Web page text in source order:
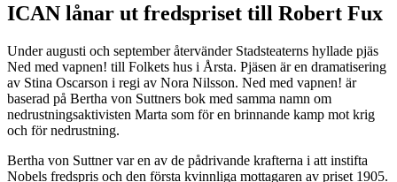
ICAN lånar ut fredspriset till Robert Fux
Under augusti och september återvänder Stadsteaterns hyllade pjäs
Ned med vapnen! till Folkets hus i Årsta. Pjäsen är en dramatisering
av Stina Oscarson i regi av Nora Nilsson. Ned med vapnen! är
baserad på Bertha von Suttners bok med samma namn om
nedrustningsaktivisten Marta som för en brinnande kamp mot krig
och för nedrustning.
Bertha von Suttner var en av de pådrivande krafterna i att instifta
Nobels fredspris och den första kvinnliga mottagaren av priset 1905.